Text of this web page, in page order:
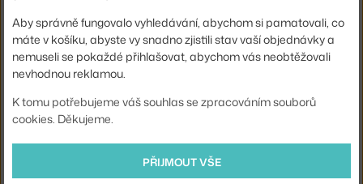
STOLNÍ LAMPA SETAGO, NUDE/FOREST
&TRADITION
4 - 6 týdnů,3 494 Kč
FRITZ HANSEN
4 - 6 týdnů,62 374 Kč
Aby správně fungovalo vyhledávání, abychom si pamatovali, co
máte v košíku, abyste vy snadno zjistili stav vaší objednávky a
nemuseli se pokaždé přihlašovat, abychom vás neobtěžovali
nevhodnou reklamou.
K tomu potřebujeme váš souhlas se zpracováním souborů
cookies. Děkujeme.
PŘIJMOUT VŠE